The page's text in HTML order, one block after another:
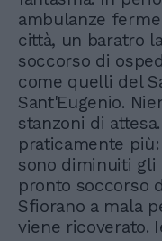
ambulanze
città, un baratro
soccorso di
come quelli del
Sant'Eugenio.
stanzoni di
praticamente
sono diminuiti gli
pronto soccorso
Sfiorano a mala
viene ricoverato.